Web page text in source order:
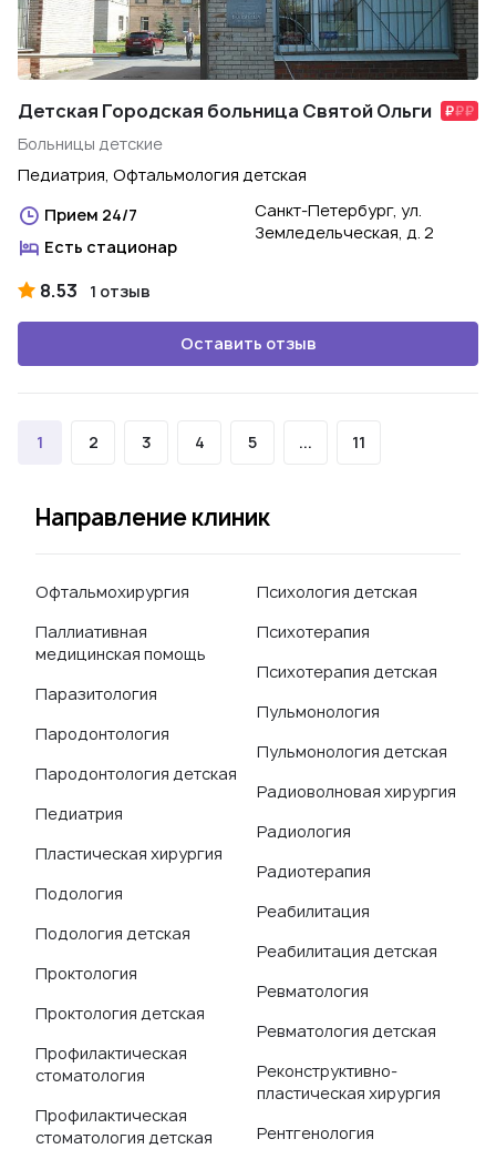
Детская Городская больница Святой Ольги
Больницы детские
Педиатрия, Офтальмология детская
Прием 24/7
Есть стационар
Санкт-Петербург, ул.
Земледельческая, д. 2
8.53 1 отзыв
Оставить отзыв
1 2 3 4 5 ... 11
Направление клиник
Офтальмохирургия
Паллиативная
медицинская помощь
Паразитология
Пародонтология
Пародонтология детская
Педиатрия
Пластическая хирургия
Подология
Подология детская
Проктология
Проктология детская
Профилактическая
стоматология
Профилактическая
стоматология детская
Психология детская
Психотерапия
Психотерапия детская
Пульмонология
Пульмонология детская
Радиоволновая хирургия
Радиология
Радиотерапия
Реабилитация
Реабилитация детская
Ревматология
Ревматология детская
Реконструктивно-
пластическая хирургия
Рентгенология